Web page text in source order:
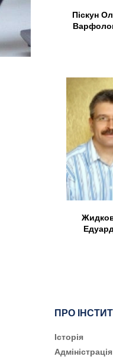
Піскун
ПРО
Історія
Адміністрація